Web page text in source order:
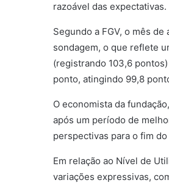
razoável das expectativas.
Segundo a FGV, o mês
sondagem, o que reflete
(registrando 103,6
ponto, atingindo 99,8
O economista da
após um período de
perspectivas para o fim
Em relação ao Nível de
variações expressivas,